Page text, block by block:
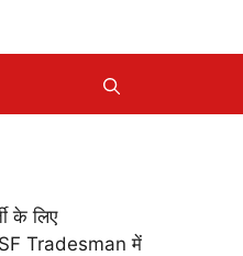
के लिए
Tradesman में